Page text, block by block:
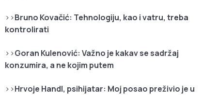
>>Bruno Kovačić: Tehnologiju, kao i vatru, treba
kontrolirati
>>Goran Kulenović: Važno je kakav se sadržaj
konzumira, a ne kojim putem
>>Hrvoje Handl, psihijatar: Moj posao preživio je u